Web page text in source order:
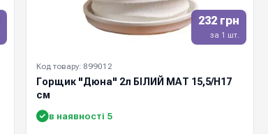
232 грн
за 1 шт.
Код товару: 899012
Горщик "Дюна" 2л БІЛИЙ МАТ 15,5/Н17
см
в наявності 5